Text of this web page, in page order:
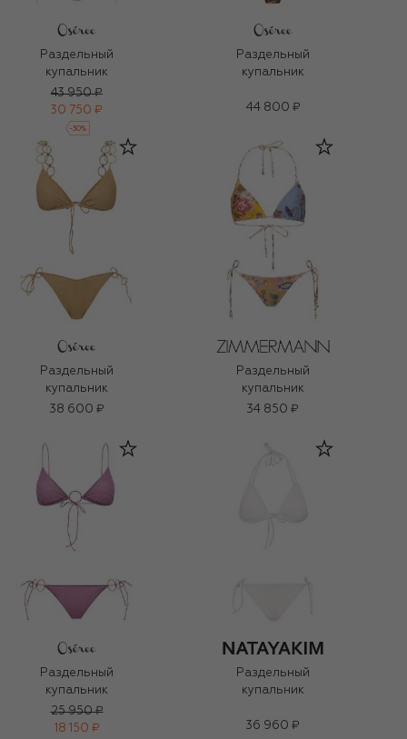
Раздельный
купальник
43 950 ₽
30 750 ₽
-30%
Раздельный
купальник
44 800 ₽
Раздельный
купальник
38 600 ₽
Раздельный
купальник
34 850 ₽
Раздельный
купальник
25 950 ₽
18 150 ₽
Раздельный
купальник
36 960 ₽